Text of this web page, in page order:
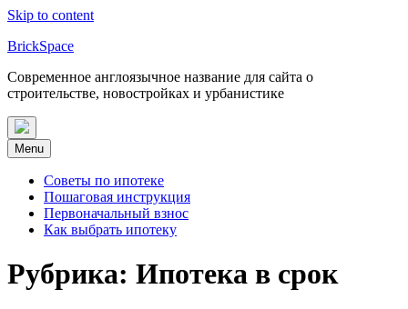
Skip to content
BrickSpace
Современное англоязычное название для сайта о
строительстве, новостройках и урбанистике
Menu
Советы по ипотеке
Пошаговая инструкция
Первоначальный взнос
Как выбрать ипотеку
Рубрика: Ипотека в срок